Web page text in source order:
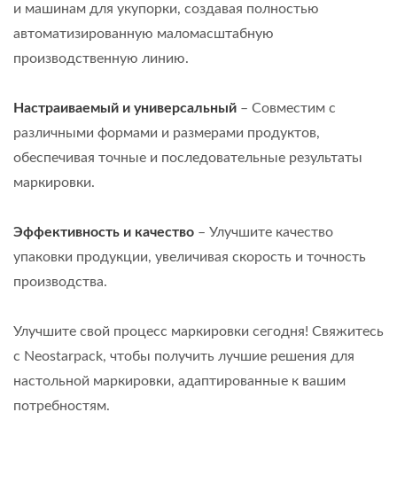
и машинам для укупорки, создавая полностью
автоматизированную маломасштабную
производственную линию.
Настраиваемый и универсальный – Совместим с
различными формами и размерами продуктов,
обеспечивая точные и последовательные результаты
маркировки.
Эффективность и качество – Улучшите качество
упаковки продукции, увеличивая скорость и точность
производства.
Улучшите свой процесс маркировки сегодня! Свяжитесь
с Neostarpack, чтобы получить лучшие решения для
настольной маркировки, адаптированные к вашим
потребностям.